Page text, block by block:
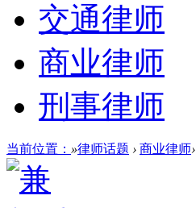
交通律师
商业律师
刑事律师
当前位置： »律师话题 › 商业律师›